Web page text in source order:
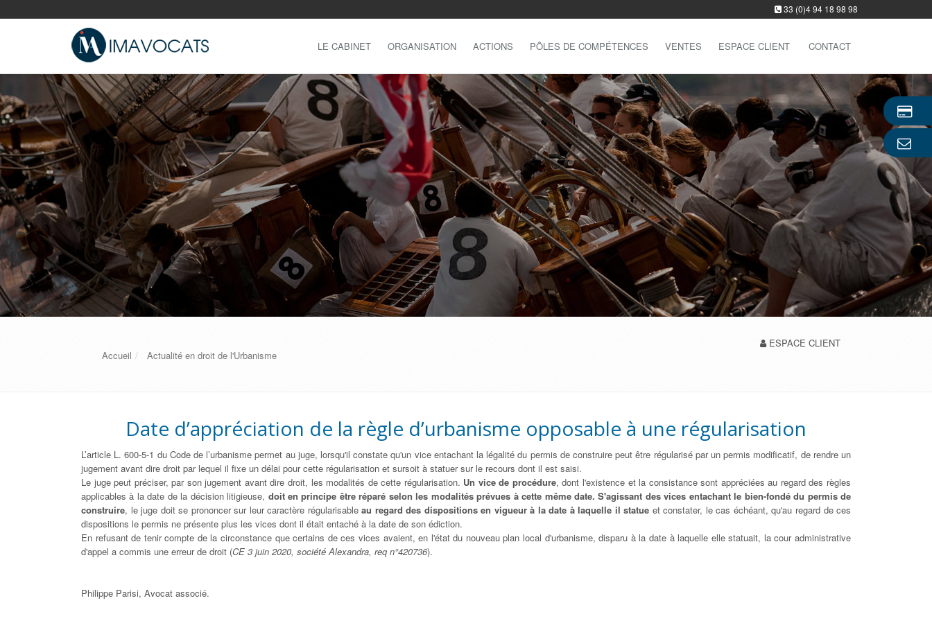
33 (0)4 94 18 98 98
LE CABINET ORGANISATION ACTIONS PÔLES DE COMPÉTENCES VENTES ESPACE CLIENT CONTACT
Accueil Actualité en droit de l'Urbanisme
ESPACE CLIENT
Date d’appréciation de la règle d’urbanisme opposable à une régularisation
L’article L. 600-5-1 du Code de l’urbanisme permet au juge, lorsqu'il constate qu'un vice entachant la légalité du permis de construire peut être régularisé par un permis modificatif, de rendre un
jugement avant dire droit par lequel il fixe un délai pour cette régularisation et sursoit à statuer sur le recours dont il est saisi.
Le juge peut préciser, par son jugement avant dire droit, les modalités de cette régularisation. Un vice de procédure, dont l'existence et la consistance sont appréciées au regard des règles
applicables à la date de la décision litigieuse, doit en principe être réparé selon les modalités prévues à cette même date. S'agissant des vices entachant le bien-fondé du permis de
construire, le juge doit se prononcer sur leur caractère régularisableau regard des dispositions en vigueur à la date à laquelle il statue et constater, le cas échéant, qu'au regard de ces
dispositions le permis ne présente plus les vices dont il était entaché à la date de son édiction.
En refusant de tenir compte de la circonstance que certains de ces vices avaient, en l'état du nouveau plan local d'urbanisme, disparu à la date à laquelle elle statuait, la cour administrative
d'appel a commis une erreur de droit (CE 3 juin 2020, société Alexandra, req n°420736).
Philippe Parisi, Avocat associé.